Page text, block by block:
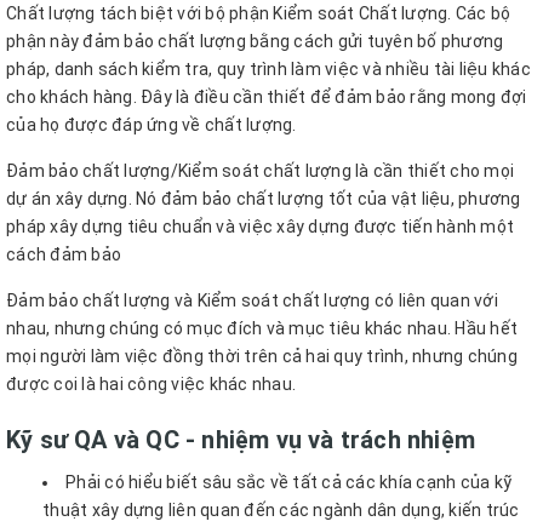
Chất lượng tách biệt với bộ phận Kiểm soát Chất lượng. Các bộ
phận này đảm bảo chất lượng bằng cách gửi tuyên bố phương
pháp, danh sách kiểm tra, quy trình làm việc và nhiều tài liệu khác
cho khách hàng. Đây là điều cần thiết để đảm bảo rằng mong đợi
của họ được đáp ứng về chất lượng.
Đảm bảo chất lượng/Kiểm soát chất lượng là cần thiết cho mọi
dự án xây dựng. Nó đảm bảo chất lượng tốt của vật liệu, phương
pháp xây dựng tiêu chuẩn và việc xây dựng được tiến hành một
cách đảm bảo
Đảm bảo chất lượng và Kiểm soát chất lượng có liên quan với
nhau, nhưng chúng có mục đích và mục tiêu khác nhau. Hầu hết
mọi người làm việc đồng thời trên cả hai quy trình, nhưng chúng
được coi là hai công việc khác nhau.
Kỹ sư QA và QC - nhiệm vụ và trách nhiệm
Phải có hiểu biết sâu sắc về tất cả các khía cạnh của kỹ
thuật xây dựng liên quan đến các ngành dân dụng, kiến ​​trúc